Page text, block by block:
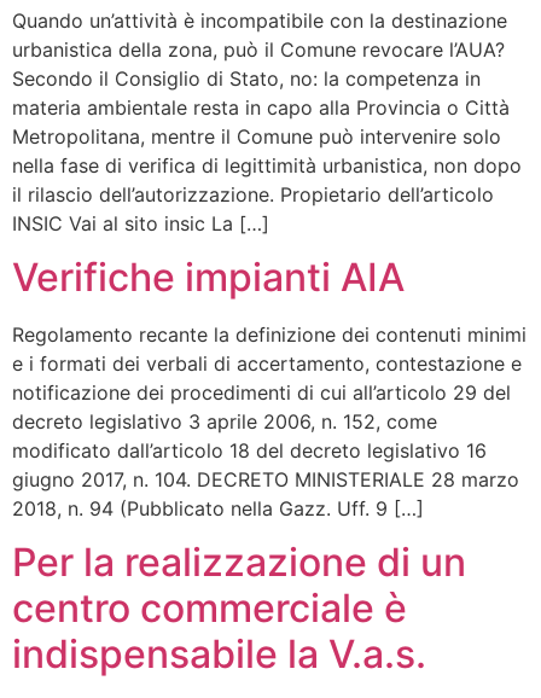
Quando un’attività è incompatibile con la destinazione
urbanistica della zona, può il Comune revocare l’AUA?
Secondo il Consiglio di Stato, no: la competenza in
materia ambientale resta in capo alla Provincia o Città
Metropolitana, mentre il Comune può intervenire solo
nella fase di verifica di legittimità urbanistica, non dopo
il rilascio dell’autorizzazione. Propietario dell’articolo
INSIC Vai al sito insic La […]
Verifiche impianti AIA
Regolamento recante la definizione dei contenuti minimi
e i formati dei verbali di accertamento, contestazione e
notificazione dei procedimenti di cui all’articolo 29 del
decreto legislativo 3 aprile 2006, n. 152, come
modificato dall’articolo 18 del decreto legislativo 16
giugno 2017, n. 104. DECRETO MINISTERIALE 28 marzo
2018, n. 94 (Pubblicato nella Gazz. Uff. 9 […]
Per la realizzazione di un
centro commerciale è
indispensabile la V.a.s.